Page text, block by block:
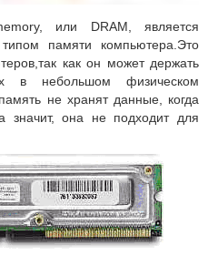
или DRAM, является
памяти компьютера.Это
как он может держать
в небольшом физическом
не хранят данные, когда
значит, она не подходит для